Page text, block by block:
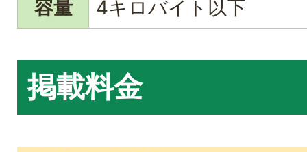
容量
4キロバイト以下
掲載料金